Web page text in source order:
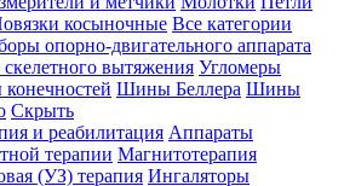
косыночные Все категории
опорно-двигательного аппарата
вытяжения Угломеры
Шины Беллера Шины
Скрыть
и реабилитация Аппараты
терапии Магнитотерапия
(УЗ) терапия Ингаляторы